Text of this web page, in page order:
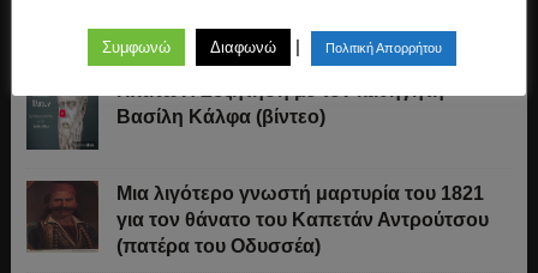
Βασίλη Κάλφα (βίντεο)
Μια λιγότερο γνωστή μαρτυρία του 1821
για τον θάνατο του Καπετάν Αντρούτσου
(πατέρα του Οδυσσέα)
Συμφωνώ Διαφωνώ | Πολιτική Απορρήτου